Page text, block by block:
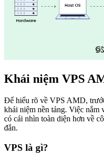
Khái niệm VPS
Để hiểu rõ về VPS AMD,
khái niệm nền tảng. Việc nắm
có cái nhìn toàn diện hơn về
đắn.
VPS là gì?